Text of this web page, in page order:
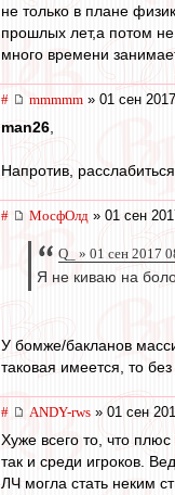
не только в плане
прошлых лет,а потом не
много времени
# mmmmm » 01 сен
man26
Напротив, расслабиться.
# МосфОлд » 01 сен
Q_ » 01 сен 2017
Я не киваю на
У бомже/бакланов
таковая имеется, то
# ANDY-rws » 01 сен
Хуже всего то, что
так и среди игроков.
ЛЧ могла стать неким